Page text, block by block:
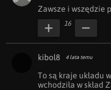
Zawsze i wszędzie
16
kibol8 4 lata temu
To są kraje układu
wchodziła w skład